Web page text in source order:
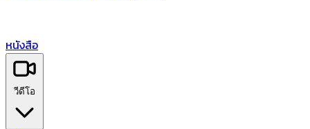
หนังสือ
วีดีโอ